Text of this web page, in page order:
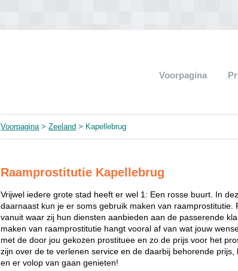
Voorpagina
Voorpagina>Zeeland > Kapellebrug
Raamprostitutie Kapellebrug
Vrijwel iedere grote stad heeft er wel 1: Een rosse buurt. In
daarnaast kun je er soms gebruik maken van
vanuit waar zij hun diensten aanbieden aan de passerende
maken van raamprostitutie hangt vooral af van wat jouw
met de door jou gekozen prostituee en zo de prijs voor het
zijn over de te verlenen service en de daarbij behorende
en er volop van gaan genieten!